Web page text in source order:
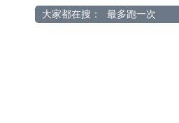
大家都在搜： 最多跑一次